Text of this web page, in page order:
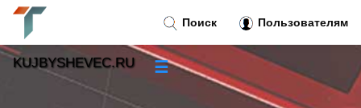
Поиск Пользователям
KUJBYSHEVEC.RU ☰
Новости